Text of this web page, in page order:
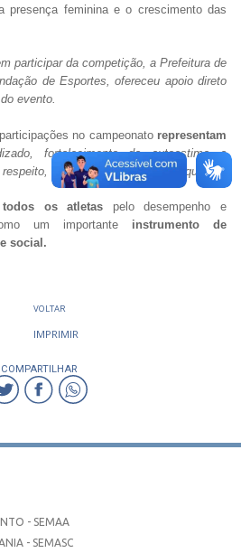
presença feminina e o crescimento das
participar da competição, a Prefeitura de
de Esportes, ofereceu apoio direto
evento.
no campeonatorepresentam
fortalecimento da autoestima e
disciplina e trabalho em equipe.
todos os atletas pelo desempenho e
um importante instrumento de
social.
VOLTAR
IMPRIMIR
COMPARTILHAR
- SEMAA
- SEMASC